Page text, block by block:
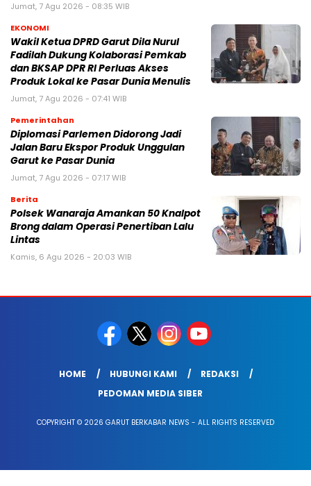
Jumat, 7 Agu 2026 - 08:35 WIB
EKONOMI
Wakil Ketua DPRD Garut Dila Nurul
Fadilah Dukung Kolaborasi Pemkab
dan BKSAP DPR RI Perluas Akses
Produk Lokal ke Pasar Dunia Menulis
Jumat, 7 Agu 2026 - 07:41 WIB
Pemerintahan
Diplomasi Parlemen Didorong Jadi
Jalan Baru Ekspor Produk Unggulan
Garut ke Pasar Dunia
Jumat, 7 Agu 2026 - 07:17 WIB
Berita
Polsek Wanaraja Amankan 50 Knalpot
Brong dalam Operasi Penertiban Lalu
Lintas
Kamis, 6 Agu 2026 - 20:03 WIB
HOME HUBUNGI KAMI
REDAKSI
PEDOMAN MEDIA SIBER
COPYRIGHT © 2026 GARUT BERKABAR NEWS - ALL RIGHTS RESERVED